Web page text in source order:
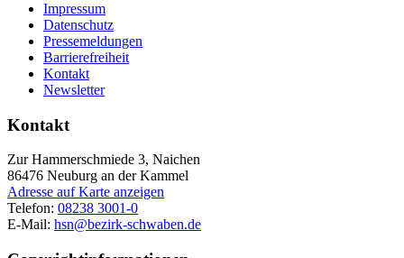
Impressum
Datenschutz
Pressemeldungen
Barrierefreiheit
Kontakt
Newsletter
Kontakt
Zur Hammerschmiede 3, Naichen
86476 Neuburg an der Kammel
Adresse auf Karte anzeigen
Telefon: 08238 3001-0
E-Mail: hsn@bezirk-schwaben.de